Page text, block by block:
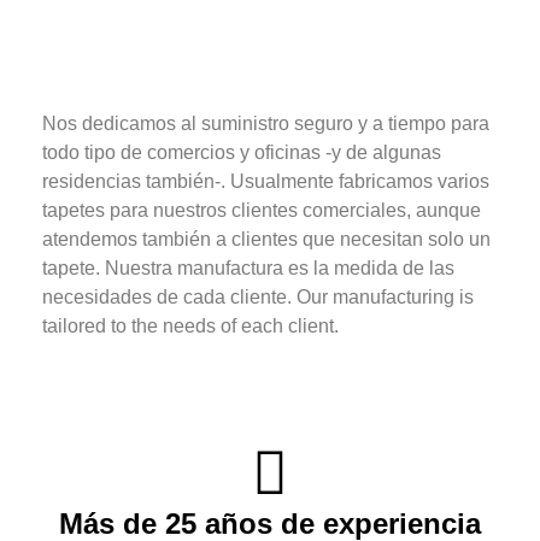
Nos dedicamos al suministro seguro y a tiempo para
todo tipo de comercios y oficinas -y de algunas
residencias también-. Usualmente fabricamos varios
tapetes para nuestros clientes comerciales, aunque
atendemos también a clientes que necesitan solo un
tapete. Nuestra manufactura es la medida de las
necesidades de cada cliente. Our manufacturing is
tailored to the needs of each client.
Más de 25 años de experiencia